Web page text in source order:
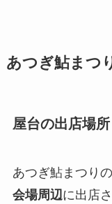
あつぎ鮎まつ
屋台の出店場
あつぎ鮎まつり
会場周辺に出店